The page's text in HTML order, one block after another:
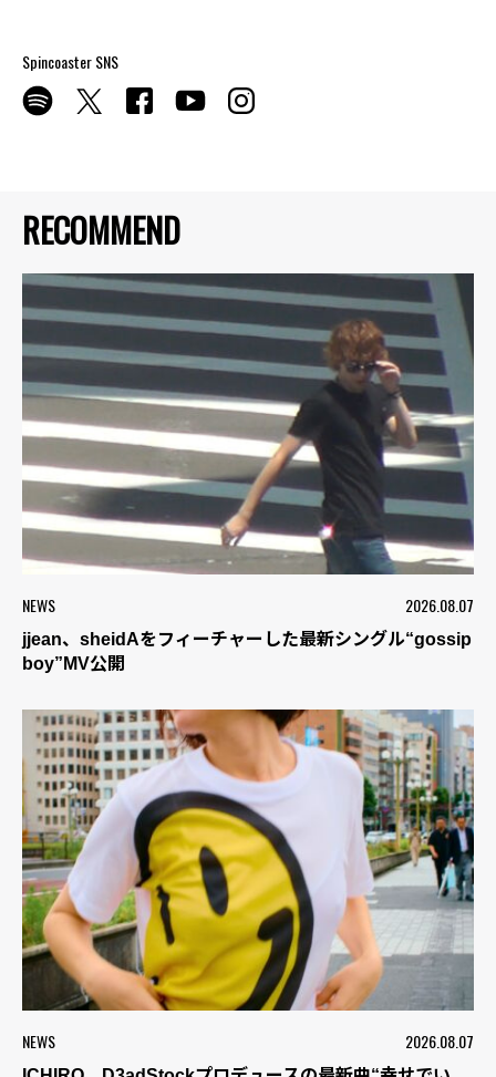
RECOMMEND
NEWS 2026.08.07
jjean、sheidAをフィーチャーした最新シングル“gossip
boy”MV公開
NEWS 2026.08.07
Spincoaster SNS